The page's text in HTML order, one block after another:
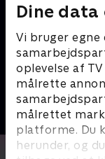
Dine data
Vi bruger egne
oplevelse af
målrette
målrettet
platforme. Du
herunder, og
Kandiskuren
Livsstil • 1 sæsoner